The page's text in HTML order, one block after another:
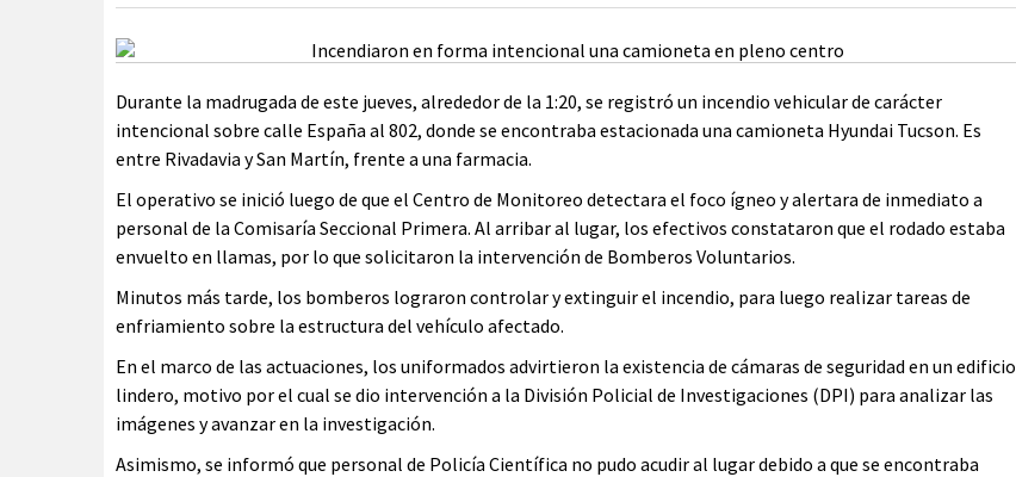
Durante la madrugada de este jueves, alrededor de la 1:20, se registró un incendio vehicular de carácter
intencional sobre calle España al 802, donde se encontraba estacionada una camioneta Hyundai Tucson. Es
entre Rivadavia y San Martín, frente a una farmacia.
El operativo se inició luego de que el Centro de Monitoreo detectara el foco ígneo y alertara de inmediato a
personal de la Comisaría Seccional Primera. Al arribar al lugar, los efectivos constataron que el rodado estaba
envuelto en llamas, por lo que solicitaron la intervención de Bomberos Voluntarios.
Minutos más tarde, los bomberos lograron controlar y extinguir el incendio, para luego realizar tareas de
enfriamiento sobre la estructura del vehículo afectado.
En el marco de las actuaciones, los uniformados advirtieron la existencia de cámaras de seguridad en un edificio
lindero, motivo por el cual se dio intervención a la División Policial de Investigaciones (DPI) para analizar las
imágenes y avanzar en la investigación.
Asimismo, se informó que personal de Policía Científica no pudo acudir al lugar debido a que se encontraba